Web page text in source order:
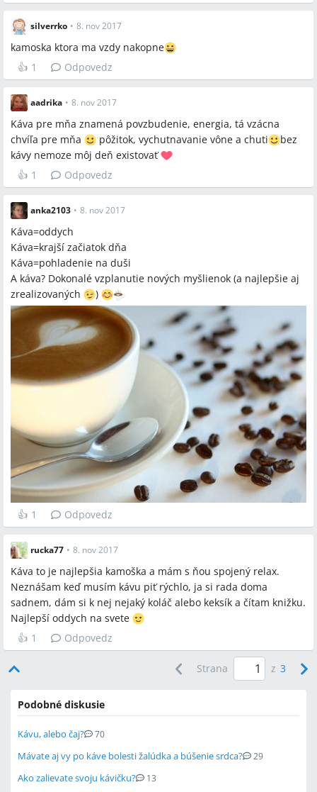
silverrko • 8. nov 2017
kamoska ktora ma vzdy nakopne
👍 1 Odpovedz
aadrika • 8. nov 2017
Káva pre mňa znamená povzbudenie, energia, tá vzácna
chvíľa pre mňa
pôžitok, vychutnavanie vône a chuti
bez
kávy nemoze môj deň existovať
👍 1 Odpovedz
anka2103 • 8. nov 2017
Káva=oddych
Káva=krajší začiatok dňa
Káva=pohladenie na duši
A káva? Dokonalé vzplanutie nových myšlienok (a najlepšie aj
zrealizovaných
)
👍 1 Odpovedz
rucka77 • 8. nov 2017
Káva to je najlepšia kamoška a mám s ňou spojený relax.
Neznášam keď musím kávu piť rýchlo, ja si rada doma
sadnem, dám si k nej nejaký koláč alebo keksík a čítam knižku.
Najlepší oddych na svete
👍 1 Odpovedz
Strana z 3
Podobné diskusie
Kávu, alebo čaj? 70
Mávate aj vy po káve bolesti žalúdka a búšenie srdca? 29
Ako zalievate svoju kávičku? 13